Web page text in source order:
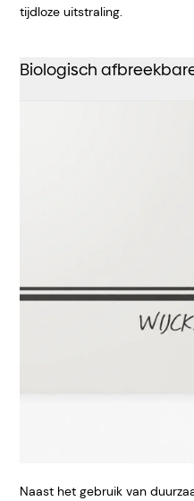
tijdloze uitstraling.
Biologisch
Naast het gebruik van